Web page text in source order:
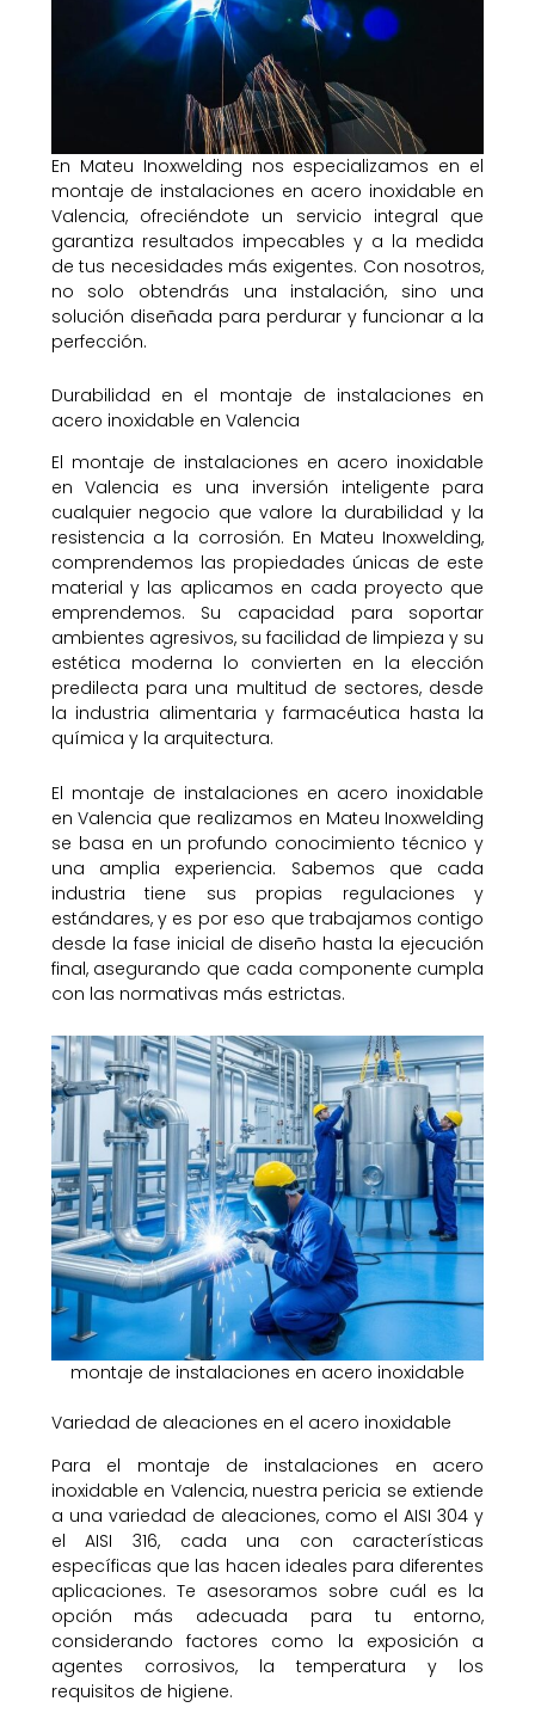
En Mateu Inoxwelding nos especializamos en el
montaje de instalaciones en acero inoxidable en
Valencia, ofreciéndote un servicio integral que
garantiza resultados impecables y a la medida
de tus necesidades más exigentes. Con nosotros,
no solo obtendrás una instalación, sino una
solución diseñada para perdurar y funcionar a la
perfección.
Durabilidad en el montaje de instalaciones en
acero inoxidable en Valencia
El montaje de instalaciones en acero inoxidable
en Valencia es una inversión inteligente para
cualquier negocio que valore la durabilidad y la
resistencia a la corrosión. En Mateu Inoxwelding,
comprendemos las propiedades únicas de este
material y las aplicamos en cada proyecto que
emprendemos. Su capacidad para soportar
ambientes agresivos, su facilidad de limpieza y su
estética moderna lo convierten en la elección
predilecta para una multitud de sectores, desde
la industria alimentaria y farmacéutica hasta la
química y la arquitectura.
El montaje de instalaciones en acero inoxidable
en Valencia que realizamos en Mateu Inoxwelding
se basa en un profundo conocimiento técnico y
una amplia experiencia. Sabemos que cada
industria tiene sus propias regulaciones y
estándares, y es por eso que trabajamos contigo
desde la fase inicial de diseño hasta la ejecución
final, asegurando que cada componente cumpla
con las normativas más estrictas.
montaje de instalaciones en acero inoxidable
Variedad de aleaciones en el acero inoxidable
Para el montaje de instalaciones en acero
inoxidable en Valencia, nuestra pericia se extiende
a una variedad de aleaciones, como el AISI 304 y
el AISI 316, cada una con características
específicas que las hacen ideales para diferentes
aplicaciones. Te asesoramos sobre cuál es la
opción más adecuada para tu entorno,
considerando factores como la exposición a
agentes corrosivos, la temperatura y los
requisitos de higiene.